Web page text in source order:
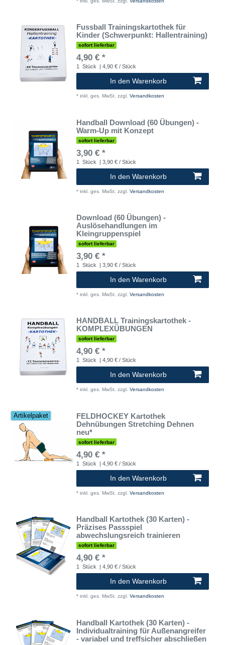
Fussball Trainingskartothek für
Kinder (Schwerpunkt: Hallentraining)
sofort lieferbar
4,90 € *
1 Stück | 4,90 € / Stück
In den Warenkorb
* inkl. ges. MwSt. zzgl. Versandkosten
Handball Download (60 Übungen) -
Warm-Up mit Konzept
sofort lieferbar
3,90 € *
1 Stück | 3,90 € / Stück
In den Warenkorb
* inkl. ges. MwSt. zzgl. Versandkosten
Download (60 Übungen) -
Auslösehandlungen im
Kleingruppenspiel
sofort lieferbar
3,90 € *
1 Stück | 3,90 € / Stück
In den Warenkorb
* inkl. ges. MwSt. zzgl. Versandkosten
HANDBALL Trainingskartothek -
KOMPLEXÜBUNGEN
sofort lieferbar
4,90 € *
1 Stück | 4,90 € / Stück
In den Warenkorb
* inkl. ges. MwSt. zzgl. Versandkosten
Artikelpaket
FELDHOCKEY Kartothek
Dehnübungen Stretching Dehnen
neu*
sofort lieferbar
4,90 € *
1 Stück | 4,90 € / Stück
In den Warenkorb
* inkl. ges. MwSt. zzgl. Versandkosten
Handball Kartothek (30 Karten) -
Präzises Passspiel
abwechslungsreich trainieren
sofort lieferbar
4,90 € *
1 Stück | 4,90 € / Stück
In den Warenkorb
* inkl. ges. MwSt. zzgl. Versandkosten
Handball Kartothek (30 Karten) -
Individualtraining für Außenangreifer
- variabel und treffsicher abschließen